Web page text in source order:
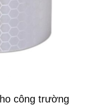
công trường